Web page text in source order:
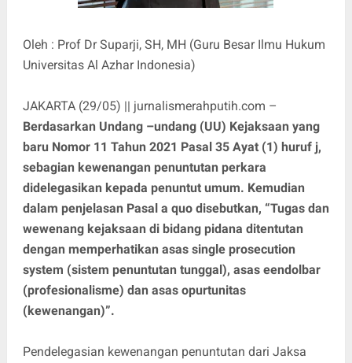
Oleh : Prof Dr Suparji, SH, MH (Guru Besar Ilmu Hukum
Universitas Al Azhar Indonesia)
JAKARTA (29/05) || jurnalismerahputih.com –
Berdasarkan Undang –undang (UU) Kejaksaan yang
baru Nomor 11 Tahun 2021 Pasal 35 Ayat (1) huruf j,
sebagian kewenangan penuntutan perkara
didelegasikan kepada penuntut umum. Kemudian
dalam penjelasan Pasal a quo disebutkan, “Tugas dan
wewenang kejaksaan di bidang pidana ditentutan
dengan memperhatikan asas single prosecution
system (sistem penuntutan tunggal), asas eendolbar
(profesionalisme) dan asas opurtunitas
(kewenangan)”.
Pendelegasian kewenangan penuntutan dari Jaksa